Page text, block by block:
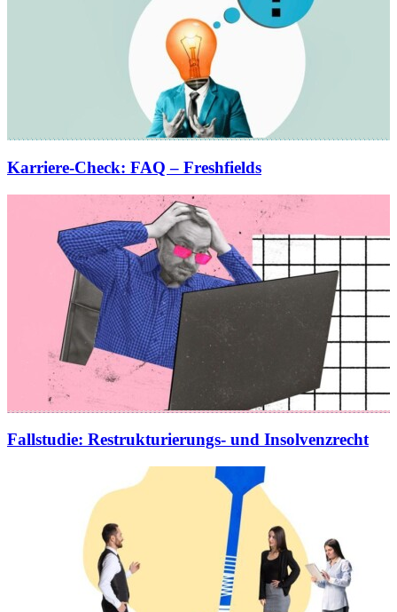
Karriere-Check: FAQ – Freshfields
Fallstudie: Restrukturierungs- und Insolvenzrecht